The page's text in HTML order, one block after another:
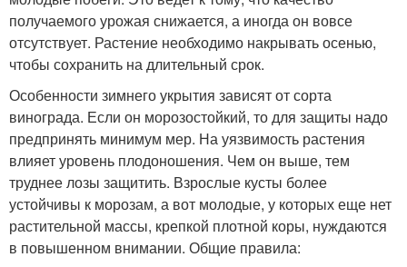
получаемого урожая снижается, а иногда он вовсе
отсутствует. Растение необходимо накрывать осенью,
чтобы сохранить на длительный срок.
Особенности зимнего укрытия зависят от сорта
винограда. Если он морозостойкий, то для защиты надо
предпринять минимум мер. На уязвимость растения
влияет уровень плодоношения. Чем он выше, тем
труднее лозы защитить. Взрослые кусты более
устойчивы к морозам, а вот молодые, у которых еще нет
растительной массы, крепкой плотной коры, нуждаются
в повышенном внимании. Общие правила: